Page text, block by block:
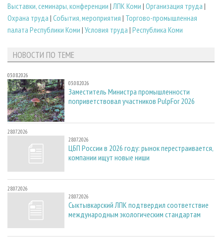
Выставки, семинары, конференции |ЛПК Коми | Организация труда |
Охрана труда | События, мероприятия | Торгово-промышленная
палата Республики Коми | Условия труда | Республика Коми
НОВОСТИ ПО ТЕМЕ
03.08.2026
03.08.2026
Заместитель Министра промышленности
поприветствовал участников PulpFor 2026
28.07.2026
28.07.2026
ЦБП России в 2026 году: рынок перестраивается,
компании ищут новые ниши
28.07.2026
28.07.2026
Сыктывкарский ЛПК подтвердил соответствие
международным экологическим стандартам